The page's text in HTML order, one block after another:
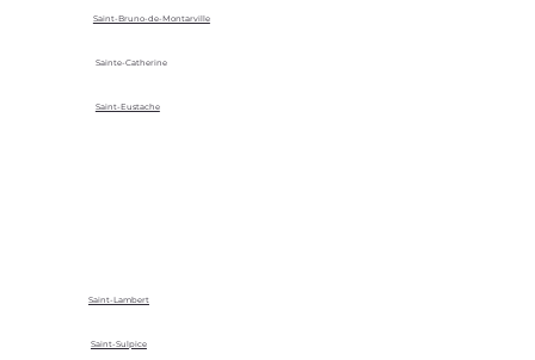
Saint-Bruno-de-Montarville
Sainte-Catherine
Saint-Eustache
Saint-Lambert
Saint-Sulpice